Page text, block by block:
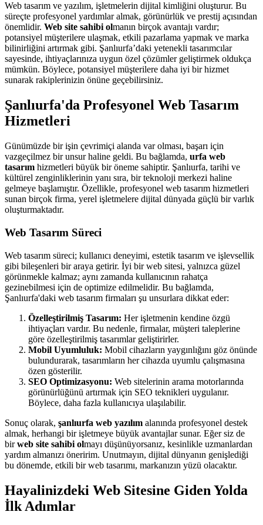
Web tasarım ve yazılım, işletmelerin dijital kimliğini oluşturur. Bu
süreçte profesyonel yardımlar almak, görünürlük ve prestij açısından
önemlidir. Web site sahibi olmanın birçok avantajı vardır;
potansiyel müşterilere ulaşmak, etkili pazarlama yapmak ve marka
bilinirliğini artırmak gibi. Şanlıurfa’daki yetenekli tasarımcılar
sayesinde, ihtiyaçlarınıza uygun özel çözümler geliştirmek oldukça
mümkün. Böylece, potansiyel müşterilere daha iyi bir hizmet
sunarak rakiplerinizin önüne geçebilirsiniz.
Şanlıurfa'da Profesyonel Web Tasarım
Hizmetleri
Günümüzde bir işin çevrimiçi alanda var olması, başarı için
vazgeçilmez bir unsur haline geldi. Bu bağlamda, urfa web
tasarım hizmetleri büyük bir öneme sahiptir. Şanlıurfa, tarihi ve
kültürel zenginliklerinin yanı sıra, bir teknoloji merkezi haline
gelmeye başlamıştır. Özellikle, profesyonel web tasarım hizmetleri
sunan birçok firma, yerel işletmelere dijital dünyada güçlü bir varlık
oluşturmaktadır.
Web Tasarım Süreci
Web tasarım süreci; kullanıcı deneyimi, estetik tasarım ve işlevsellik
gibi bileşenleri bir araya getirir. İyi bir web sitesi, yalnızca güzel
görünmekle kalmaz; aynı zamanda kullanıcının rahatça
gezinebilmesi için de optimize edilmelidir. Bu bağlamda,
Şanlıurfa'daki web tasarım firmaları şu unsurlara dikkat eder:
Özelleştirilmiş Tasarım: Her işletmenin kendine özgü
ihtiyaçları vardır. Bu nedenle, firmalar, müşteri taleplerine
göre özelleştirilmiş tasarımlar geliştirirler.
Mobil Uyumluluk: Mobil cihazların yaygınlığını göz önünde
bulundurarak, tasarımların her cihazda uyumlu çalışmasına
özen gösterilir.
SEO Optimizasyonu: Web sitelerinin arama motorlarında
görünürlüğünü artırmak için SEO teknikleri uygulanır.
Böylece, daha fazla kullanıcıya ulaşılabilir.
Sonuç olarak, şanlıurfa web yazılım alanında profesyonel destek
almak, herhangi bir işletmeye büyük avantajlar sunar. Eğer siz de
birweb site sahibi olmayı düşünüyorsanız, kesinlikle uzmanlardan
yardım almanızı öneririm. Unutmayın, dijital dünyanın genişlediği
bu dönemde, etkili bir web tasarımı, markanızın yüzü olacaktır.
Hayalinizdeki Web Sitesine Giden Yolda
İlk Adımlar